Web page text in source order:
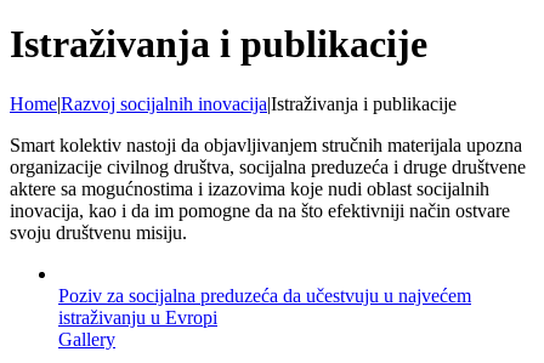
Istraživanja i publikacije
Home|Razvoj socijalnih inovacija|Istraživanja i publikacije
Smart kolektiv nastoji da objavljivanjem stručnih materijala upozna
organizacije civilnog društva, socijalna preduzeća i druge društvene
aktere sa mogućnostima i izazovima koje nudi oblast socijalnih
inovacija, kao i da im pomogne da na što efektivniji način ostvare
svoju društvenu misiju.
Poziv za socijalna preduzeća da učestvuju u najvećem
istraživanju u Evropi
Gallery